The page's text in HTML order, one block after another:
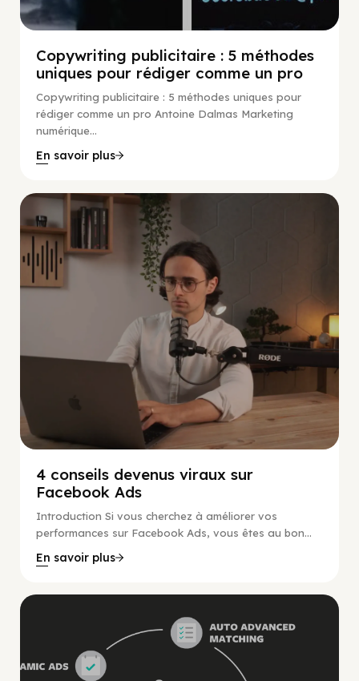
Copywriting publicitaire : 5 méthodes
uniques pour rédiger comme un pro
Copywriting publicitaire : 5 méthodes uniques pour
rédiger comme un pro Antoine Dalmas Marketing
numérique...
En savoir plus
4 conseils devenus viraux sur
Facebook Ads
Introduction Si vous cherchez à améliorer vos
performances sur Facebook Ads, vous êtes au bon...
En savoir plus
Marketing Numérique